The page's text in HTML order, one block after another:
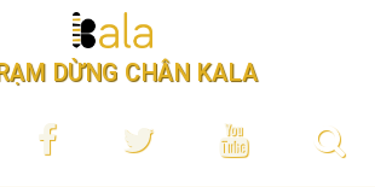
DỪNG CHÂN KALA